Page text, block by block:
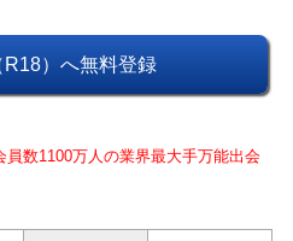
）へ無料登録
数1100万人の業界最大手万能出会